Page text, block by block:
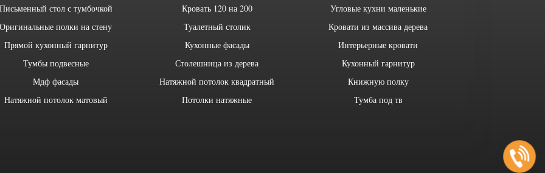
стол с тумбочкой
Оригинальные полки на стену
Прямой кухонный гарнитур
Тумбы подвесные
Мдф фасады
Натяжной потолок матовый
Кровать 120 на 200
Туалетный столик
Кухонные фасады
Столешница из дерева
Натяжной потолок квадратный
Потолки натяжные
Угловые кухни маленькие
Кровати из массива дерева
Интерьерные кровати
Кухонный гарнитур
Книжную полку
Тумба под тв